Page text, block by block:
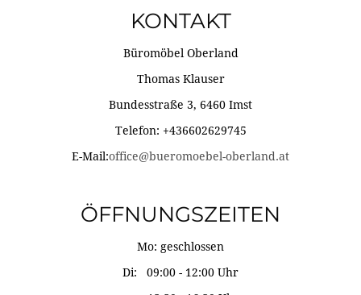
KONTAKT
Büromöbel Oberland
Thomas Klauser
Bundesstraße 3, 6460 Imst
Telefon: +436602629745
E-Mail:office@bueromoebel-oberland.at
ÖFFNUNGSZEITEN
Mo: geschlossen
Di: 09:00 - 12:00 Uhr